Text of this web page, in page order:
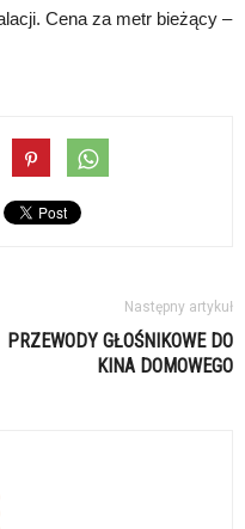
Cena za metr bieżący –
Następny artykuł
PRZEWODY GŁOŚNIKOWE DO
KINA DOMOWEGO